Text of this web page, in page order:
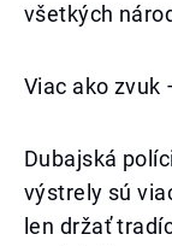
všetkých
Viac ako zvuk
Dubajská
výstrely sú
len držať